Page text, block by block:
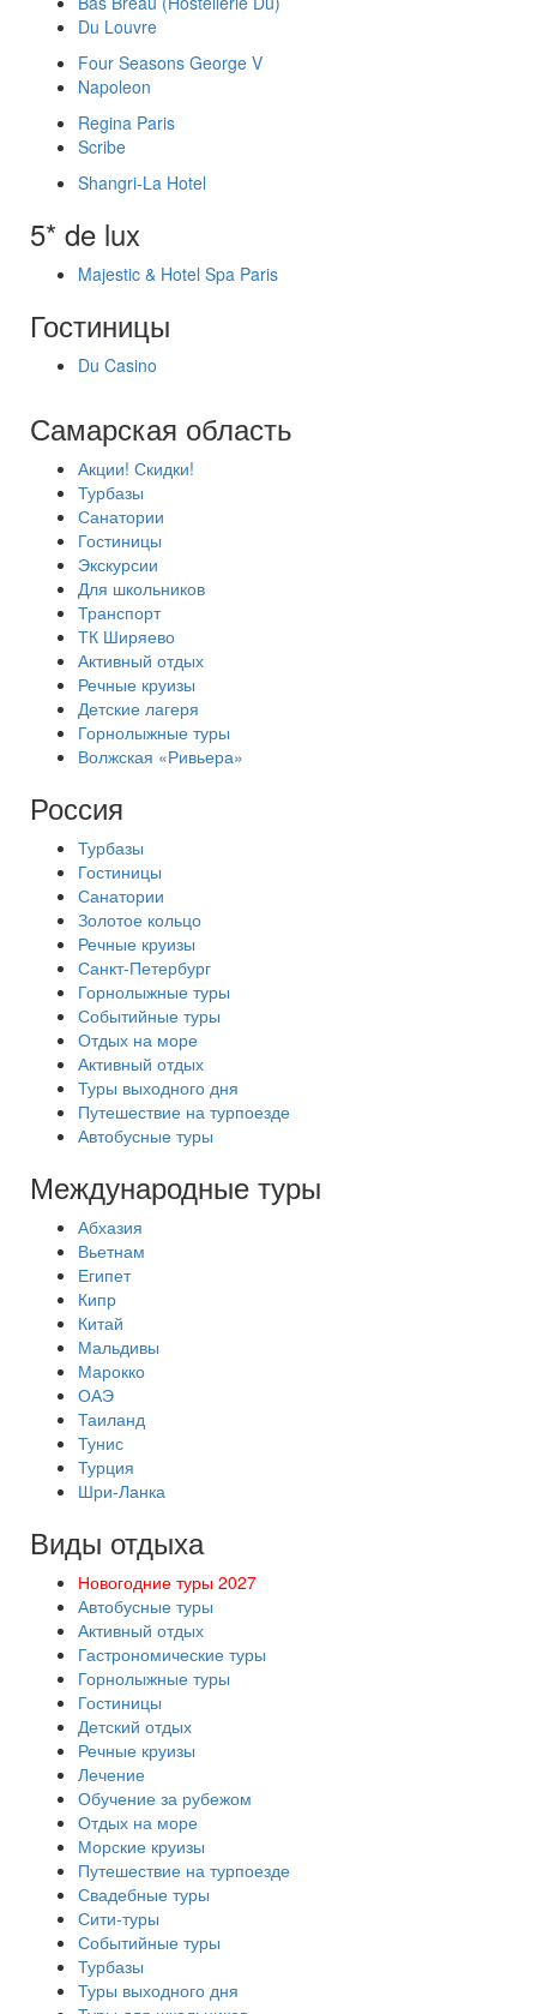
Du Louvre
Four Seasons George V
Napoleon
Regina Paris
Scribe
Shangri-La Hotel
5* de lux
Majestic & Hotel Spa Paris
Гостиницы
Du Casino
Самарская область
Акции! Скидки!
Турбазы
Санатории
Гостиницы
Экскурсии
Для школьников
Транспорт
ТК Ширяево
Активный отдых
Речные круизы
Детские лагеря
Горнолыжные туры
Волжская «Ривьера»
Россия
Турбазы
Гостиницы
Санатории
Золотое кольцо
Речные круизы
Санкт-Петербург
Горнолыжные туры
Событийные туры
Отдых на море
Активный отдых
Туры выходного дня
Путешествие на турпоезде
Автобусные туры
Международные туры
Абхазия
Вьетнам
Египет
Кипр
Китай
Мальдивы
Марокко
ОАЭ
Таиланд
Тунис
Турция
Шри-Ланка
Виды отдыха
Новогодние туры 2027
Автобусные туры
Активный отдых
Гастрономические туры
Горнолыжные туры
Гостиницы
Детский отдых
Речные круизы
Лечение
Обучение за рубежом
Отдых на море
Морские круизы
Путешествие на турпоезде
Свадебные туры
Сити-туры
Событийные туры
Турбазы
Туры выходного дня